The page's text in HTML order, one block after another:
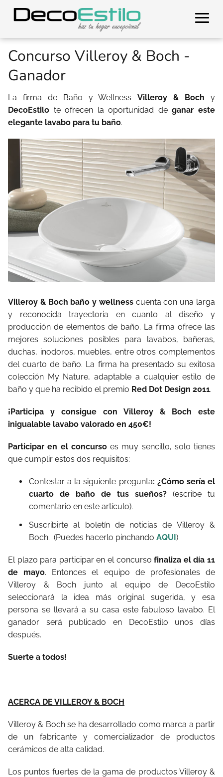
Concurso Villeroy & Boch -
Ganador
La firma de Baño y WellnessVilleroy & Boch y
DecoEstilo te ofrecen la oportunidad deganar este
elegante lavabo para tu baño.
Villeroy & Boch baño y wellnesscuenta con una larga
y reconocida trayectoria en cuanto al diseño y
producción de elementos de baño. La firma ofrece las
mejores soluciones posibles para lavabos, bañeras,
duchas, inodoros, muebles, entre otros complementos
del cuarto de baño. La firma ha presentado su exitosa
colección My Nature, adaptable a cualquier estilo de
baño y que ha recibido el premio Red Dot Design 2011.
¡Participa y consigue con Villeroy & Boch este
inigualable lavabo valorado en 450€!
Participar en el concursoes muy sencillo, solo tienes
que cumplir estos dos requisitos:
Contestar a la siguiente pregunta: ¿Cómo sería el
cuarto de baño de tus sueños? (escribe tu
comentario en este artículo).
Suscribirte al boletín de noticias de Villeroy &
Boch. (Puedes hacerlo pinchando AQUI)
El plazo para participar en el concursofinaliza el día 11
de mayo. Entonces el equipo de profesionales de
Villeroy & Boch junto al equipo de DecoEstilo
seleccionará la idea más original sugerida, y esa
persona se llevará a su casa este fabuloso lavabo. El
ganador será publicado en DecoEstilo unos días
después.
Suerte a todos!
ACERCA DE VILLEROY & BOCH
Villeroy & Boch se ha desarrollado como marca a partir
de un fabricante y comercializador de productos
cerámicos de alta calidad.
Los puntos fuertes de la gama de productos Villeroy &